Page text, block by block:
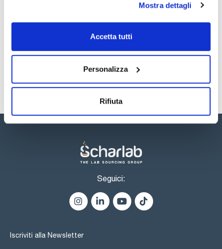
Mostra dettagli
Accetta tutti
Personalizza
Rifiuta
Seguici:
Iscriviti alla Newsletter